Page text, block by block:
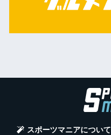
スポーツマニアについて